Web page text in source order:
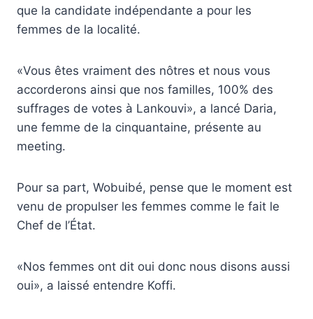
que la candidate indépendante a pour les
femmes de la localité.
«Vous êtes vraiment des nôtres et nous vous
accorderons ainsi que nos familles, 100% des
suffrages de votes à Lankouvi», a lancé Daria,
une femme de la cinquantaine, présente au
meeting.
Pour sa part, Wobuibé, pense que le moment est
venu de propulser les femmes comme le fait le
Chef de l’État.
«Nos femmes ont dit oui donc nous disons aussi
oui», a laissé entendre Koffi.